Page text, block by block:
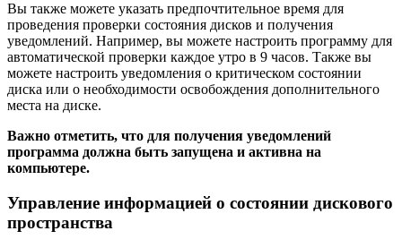
Вы также можете указать предпочтительное время для
проведения проверки состояния дисков и получения
уведомлений. Например, вы можете настроить программу для
автоматической проверки каждое утро в 9 часов. Также вы
можете настроить уведомления о критическом состоянии
диска или о необходимости освобождения дополнительного
места на диске.
Важно отметить, что для получения уведомлений
программа должна быть запущена и активна на
компьютере.
Управление информацией о состоянии дискового
пространства